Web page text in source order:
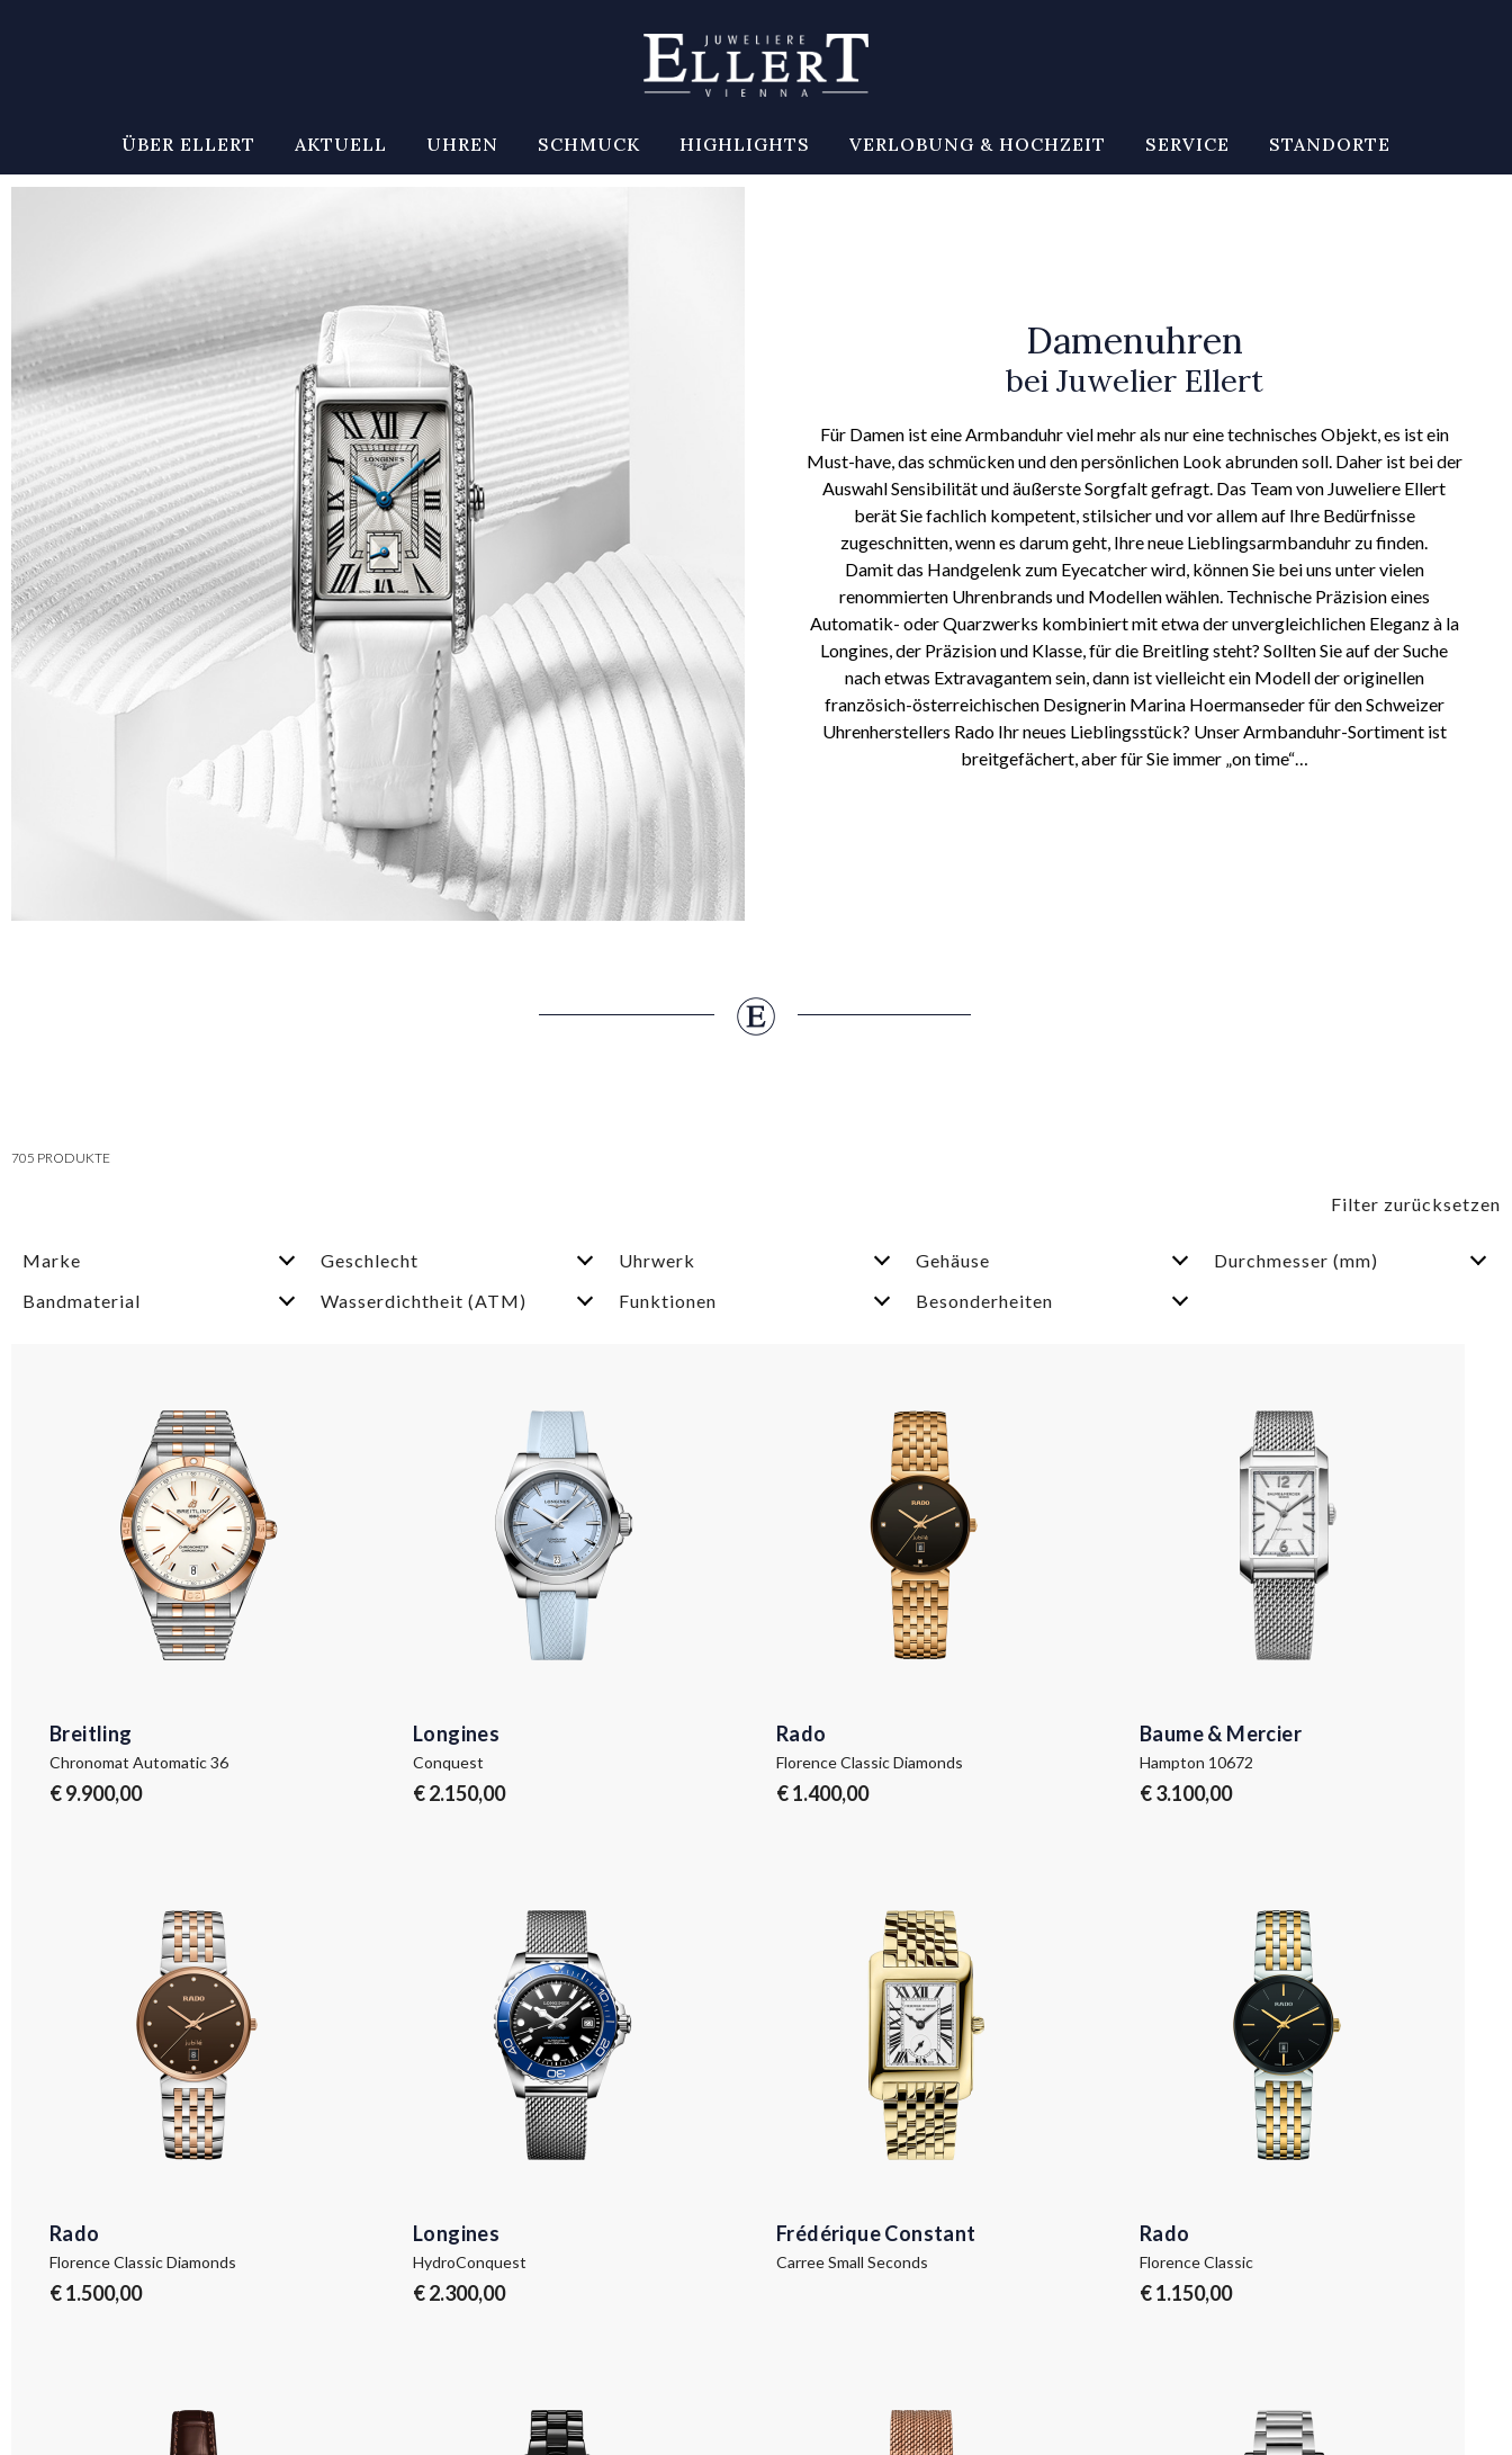
ÜBER ELLERT AKTUELL UHREN SCHMUCK HIGHLIGHTS VERLOBUNG & HOCHZEIT SERVICE STANDORTE
Damenuhren
bei Juwelier Ellert
Für Damen ist eine Armbanduhr viel mehr als nur eine technisches Objekt, es ist ein
Must-have, das schmücken und den persönlichen Look abrunden soll. Daher ist bei der
Auswahl Sensibilität und äußerste Sorgfalt gefragt. Das Team von Juweliere Ellert
berät Sie fachlich kompetent, stilsicher und vor allem auf Ihre Bedürfnisse
zugeschnitten, wenn es darum geht, Ihre neue Lieblingsarmbanduhr zu finden.
Damit das Handgelenk zum Eyecatcher wird, können Sie bei uns unter vielen
renommierten Uhrenbrands und Modellen wählen. Technische Präzision eines
Automatik- oder Quarzwerks kombiniert mit etwa der unvergleichlichen Eleganz à la
Longines, der Präzision und Klasse, für die Breitling steht? Sollten Sie auf der Suche
nach etwas Extravagantem sein, dann ist vielleicht ein Modell der originellen
französich-österreichischen Designerin Marina Hoermanseder für den Schweizer
Uhrenherstellers Rado Ihr neues Lieblingsstück? Unser Armbanduhr-Sortiment ist
breitgefächert, aber für Sie immer „on time“…
705 PRODUKTE
Marke Geschlecht Uhrwerk Gehäuse
Durchmesser (mm)
Bandmaterial
Wasserdichtheit (ATM) Funktionen Besonderheiten
Breitling
Chronomat Automatic 36
€ 9.900,00
Longines
Conquest
€ 2.150,00
Rado
Florence Classic Diamonds
€ 1.400,00
Baume & Mercier
Hampton 10672
€ 3.100,00
Rado
Florence Classic Diamonds
€ 1.500,00
Longines
HydroConquest
€ 2.300,00
Frédérique Constant
Carree Small Seconds
Rado
Florence Classic
€ 1.150,00